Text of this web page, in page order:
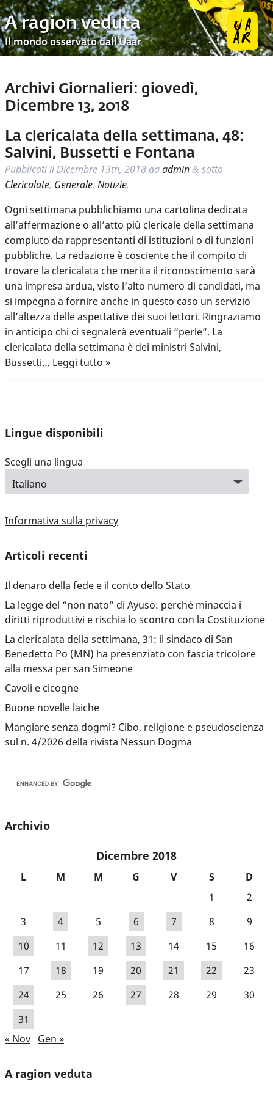
A ragion veduta
Il mondo osservato dall’Uaar
Archivi Giornalieri: giovedì,
Dicembre 13, 2018
La clericalata della settimana, 48:
Salvini, Bussetti e Fontana
Pubblicati ilDicembre 13th, 2018 daadmin & sotto
Clericalate, Generale, Notizie.
Ogni settimana pubblichiamo una cartolina dedicata
all’affermazione o all’atto più clericale della settimana
compiuto da rappresentanti di istituzioni o di funzioni
pubbliche. La redazione è cosciente che il compito di
trovare la clericalata che merita il riconoscimento sarà
una impresa ardua, visto l’alto numero di candidati, ma
si impegna a fornire anche in questo caso un servizio
all’altezza delle aspettative dei suoi lettori. Ringraziamo
in anticipo chi ci segnalerà eventuali “perle”. La
clericalata della settimana è dei ministri Salvini,
Bussetti… Leggi tutto »
Lingue disponibili
Scegli una lingua
Informativa sulla privacy
Articoli recenti
Il denaro della fede e il conto dello Stato
La legge del “non nato” di Ayuso: perché minaccia i
diritti riproduttivi e rischia lo scontro con la Costituzione
La clericalata della settimana, 31: il sindaco di San
Benedetto Po (MN) ha presenziato con fascia tricolore
alla messa per san Simeone
Cavoli e cicogne
Buone novelle laiche
Mangiare senza dogmi? Cibo, religione e pseudoscienza
sul n. 4/2026 della rivista Nessun Dogma
Archivio
Dicembre 2018
L M M G V S
D
1
2
3
4 5 6 7 8
9
10
11 12 13 14 15
16
17
18 19 20 21 22
23
24
25 26 27 28 29
30
31
« Nov Gen »
A ragion veduta